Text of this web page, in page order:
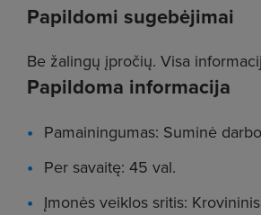
Papildomi sugebėjimai
Be žalingų įpročių. Visa
Papildoma informacija
Pamainingumas: Suminė
Per savaitę: 45 val.
Įmonės veiklos sritis: